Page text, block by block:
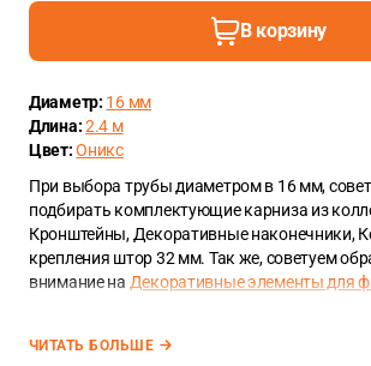
В корзину
Диаметр: 16 мм
Длина:2.4 м
Цвет:Оникс
При выбора трубы диаметром в 16 мм,
подбирать комплектующие карниза из
Кронштейны, Декоративные наконечники,
крепления штор 32 мм. Так же, советуем
внимание на Декоративные элементы для
ЧИТАТЬ БОЛЬШЕ